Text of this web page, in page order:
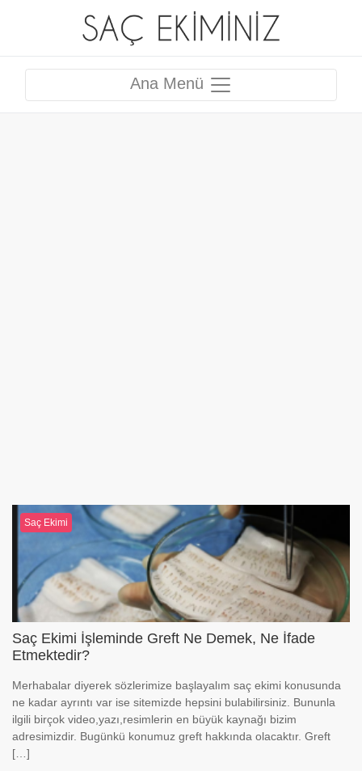
Ana Menü
Saç Ekimi
Saç Ekimi İşleminde Greft Ne Demek, Ne İfade
Etmektedir?
Merhabalar diyerek sözlerimize başlayalım saç ekimi konusunda
ne kadar ayrıntı var ise sitemizde hepsini bulabilirsiniz. Bununla
ilgili birçok video,yazı,resimlerin en büyük kaynağı bizim
adresimizdir. Bugünkü konumuz greft hakkında olacaktır. Greft
[…]